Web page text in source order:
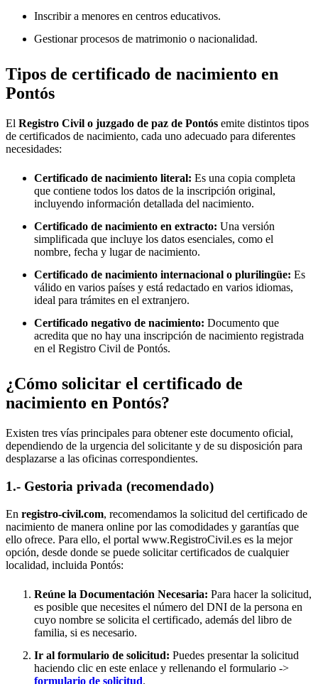
Inscribir a menores en centros educativos.
Gestionar procesos de matrimonio o nacionalidad.
Tipos de certificado de nacimiento en
Pontós
El Registro Civil o juzgado de paz de Pontós emite distintos tipos
de certificados de nacimiento, cada uno adecuado para diferentes
necesidades:
Certificado de nacimiento literal: Es una copia completa
que contiene todos los datos de la inscripción original,
incluyendo información detallada del nacimiento.
Certificado de nacimiento en extracto: Una versión
simplificada que incluye los datos esenciales, como el
nombre, fecha y lugar de nacimiento.
Certificado de nacimiento internacional o plurilingüe: Es
válido en varios países y está redactado en varios idiomas,
ideal para trámites en el extranjero.
Certificado negativo de nacimiento: Documento que
acredita que no hay una inscripción de nacimiento registrada
en el Registro Civil de Pontós.
¿Cómo solicitar el certificado de
nacimiento en Pontós?
Existen tres vías principales para obtener este documento oficial,
dependiendo de la urgencia del solicitante y de su disposición para
desplazarse a las oficinas correspondientes.
1.- Gestoria privada (recomendado)
En registro-civil.com, recomendamos la solicitud del certificado de
nacimiento de manera online por las comodidades y garantías que
ello ofrece. Para ello, el portal www.RegistroCivil.es es la mejor
opción, desde donde se puede solicitar certificados de cualquier
localidad, incluida Pontós:
Reúne la Documentación Necesaria: Para hacer la solicitud,
es posible que necesites el número del DNI de la persona en
cuyo nombre se solicita el certificado, además del libro de
familia, si es necesario.
Ir al formulario de solicitud: Puedes presentar la solicitud
haciendo clic en este enlace y rellenando el formulario ->
formulario de solicitud.